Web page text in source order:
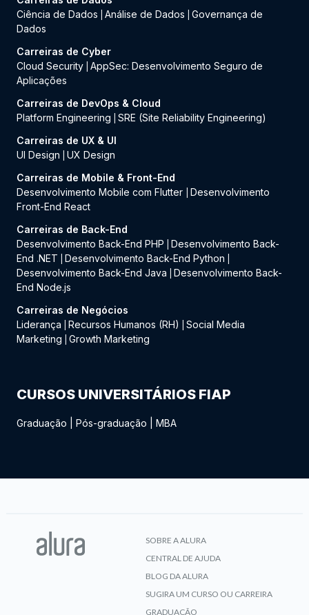
Ciência de Dados
Análise de Dados
Governança de
Dados
Carreiras de Cyber
Cloud Security AppSec: Desenvolvimento Seguro de
Aplicações
Carreiras de DevOps & Cloud
Platform Engineering
SRE (Site Reliability Engineering)
Carreiras de UX & UI
UI Design
UX Design
Carreiras de Mobile & Front-End
Desenvolvimento Mobile com Flutter
Desenvolvimento
Front-End React
Carreiras de Back-End
Desenvolvimento Back-End PHP
Desenvolvimento Back-
End .NET
Desenvolvimento Back-End Python
Desenvolvimento Back-End Java
Desenvolvimento Back-
End Node.js
Carreiras de Negócios
Liderança
Recursos Humanos (RH)
Social Media
Marketing
Growth Marketing
CURSOS UNIVERSITÁRIOS FIAP
Graduação Pós-graduação MBA
SOBRE A ALURA
CENTRAL DE AJUDA
BLOG DA ALURA
SUGIRA UM CURSO OU CARREIRA
GRADUAÇÃO